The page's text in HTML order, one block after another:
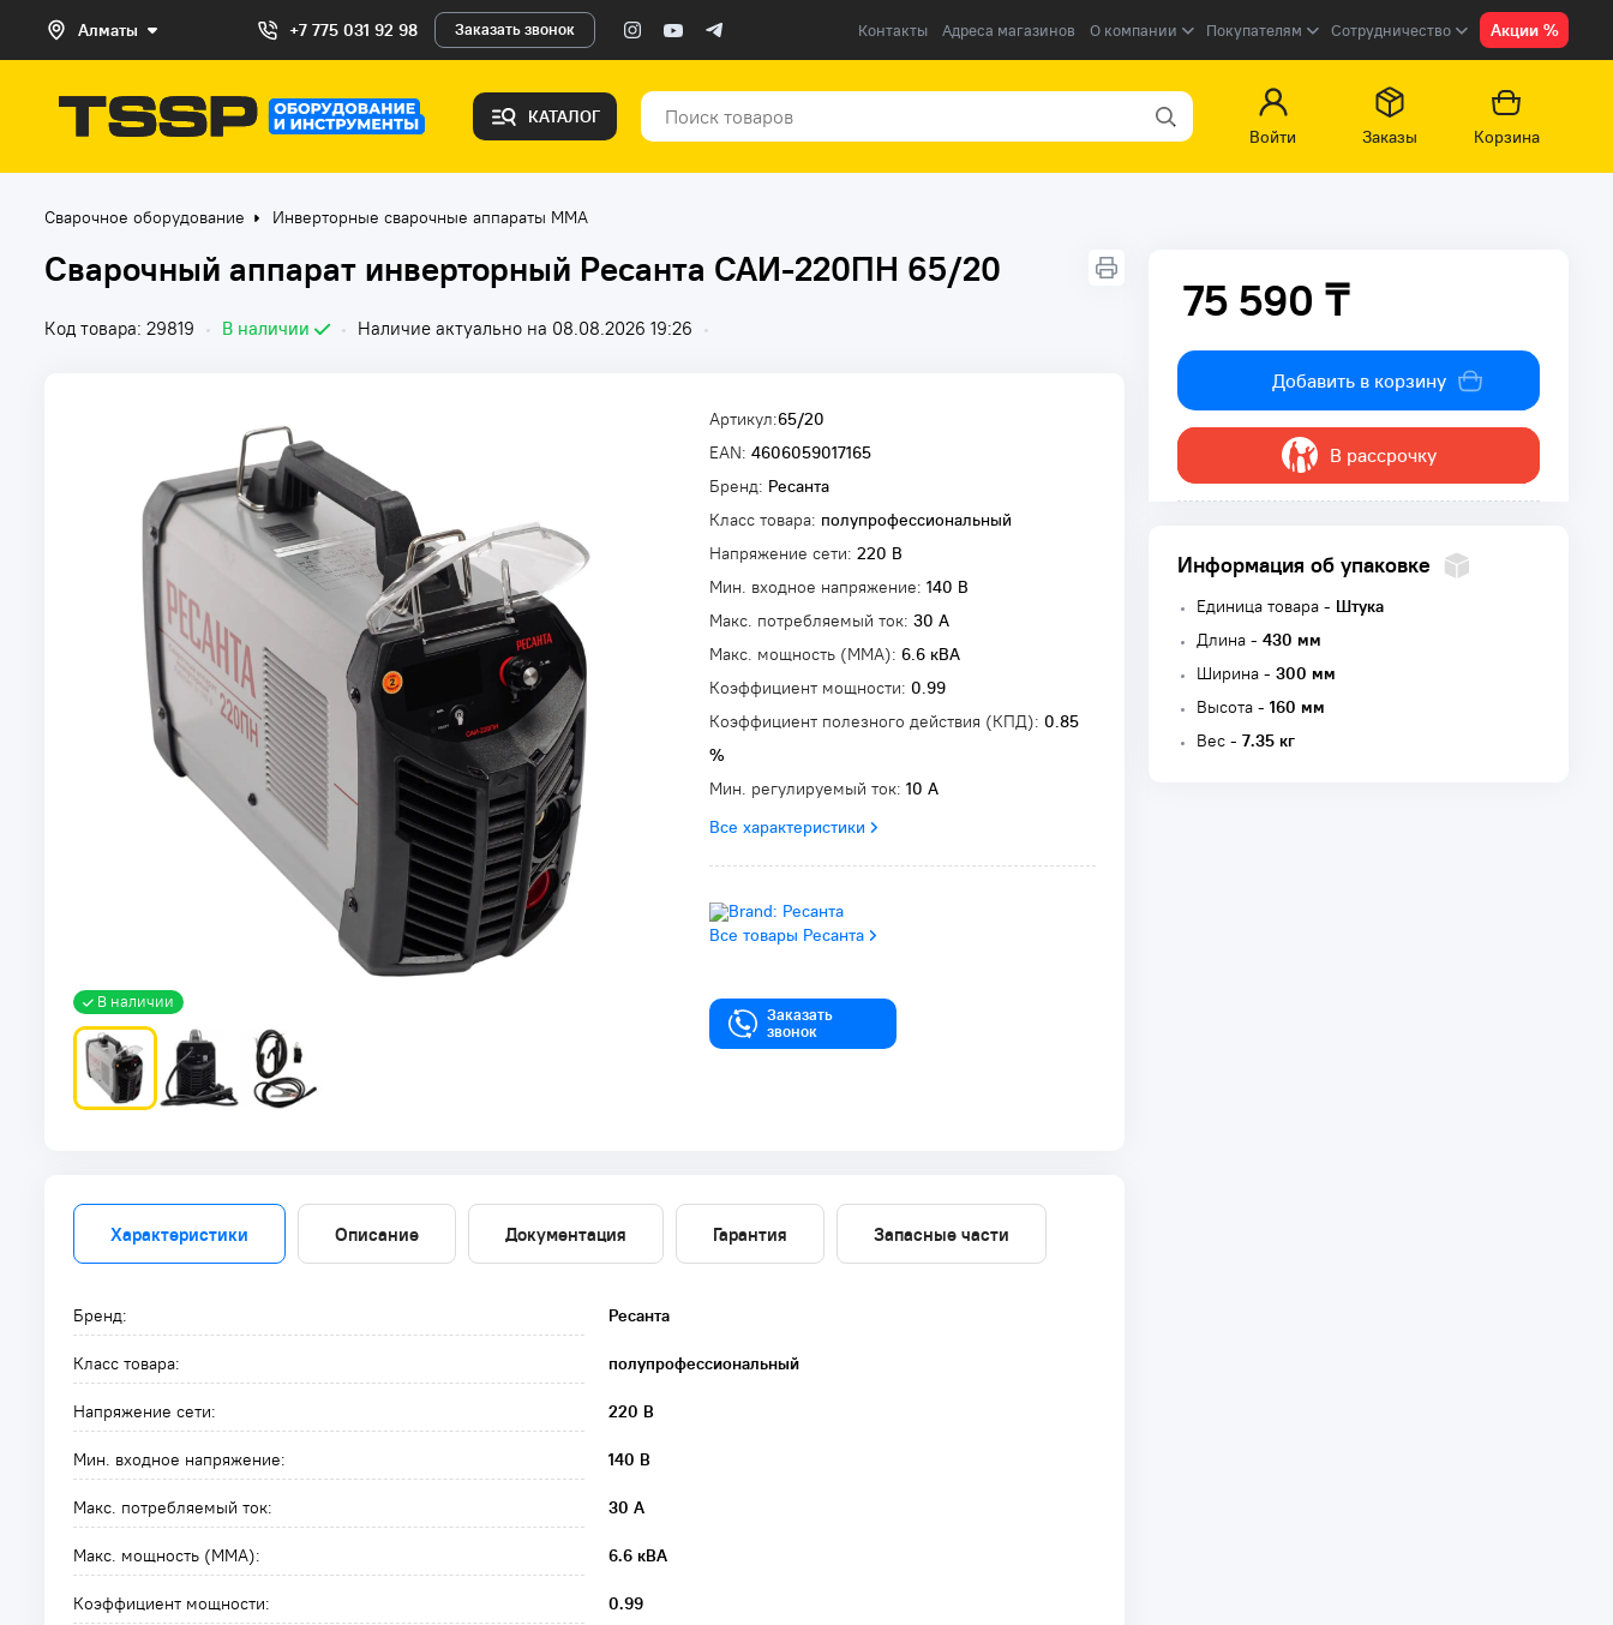
Алматы +7 775 031 92 98 Заказать звонок Контакты Адреса магазинов О компании Покупателям Сотрудничество Акции %
КАТАЛОГ
Войти
Заказы Корзина
Сварочное оборудование Инверторные сварочные аппараты ММА
Сварочный аппарат инверторный Ресанта САИ-220ПН 65/20
Код товара: 29819 • В наличии • Наличие актуально на 08.08.2026 19:26 •
В наличии
Артикул:65/20
EAN: 4606059017165
Бренд: Ресанта
Класс товара: полупрофессиональный
Напряжение сети: 220 В
Мин. входное напряжение: 140 В
Макс. потребляемый ток: 30 А
Макс. мощность (MMA): 6.6 кВА
Коэффициент мощности: 0.99
Коэффициент полезного действия (КПД): 0.85
%
Мин. регулируемый ток: 10 А
Все характеристики
Все товары Ресанта
Заказать
звонок
75 590 ₸
75 590 ₸
Добавить в корзину
В рассрочку
Информация об упаковке
Единица товара - Штука
Длина - 430 мм
Ширина - 300 мм
Высота - 160 мм
Вес - 7.35 кг
Характеристики Описание Документация Гарантия Запасные части
Бренд: Ресанта
Класс товара: полупрофессиональный
Напряжение сети: 220 В
Мин. входное напряжение: 140 В
Макс. потребляемый ток: 30 А
Макс. мощность (MMA): 6.6 кВА
Коэффициент мощности: 0.99